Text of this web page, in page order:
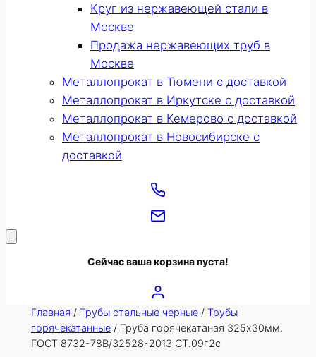
Круг из нержавеющей стали в
Москве
Продажа нержавеющих труб в
Москве
Металлопрокат в Тюмени с доставкой
Металлопрокат в Иркутске с доставкой
Металлопрокат в Кемерово с доставкой
Металлопрокат в Новосибирске с
доставкой
Сейчас ваша корзина пуста!
Главная / Трубы стальные черные/ Трубы
горячекатанные/ Труба горячекатаная 325х30мм.
ГОСТ 8732-78В/32528-2013 СТ.09г2с